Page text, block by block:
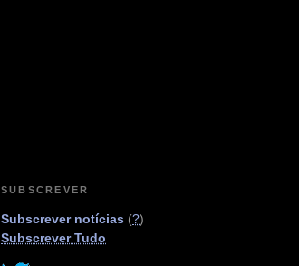
SUBSCREVER
Subscrever notícias (?)
Subscrever Tudo